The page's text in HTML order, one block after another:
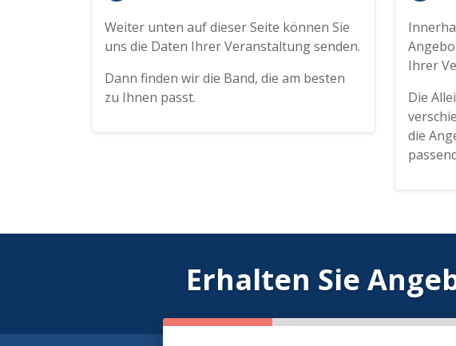
Weiter unten auf dieser Seite können Sie
uns die Daten Ihrer Veranstaltung senden.
Dann finden wir die Band, die am besten
zu Ihnen passt.
Ihrer
Die
die
Erhalten Sie